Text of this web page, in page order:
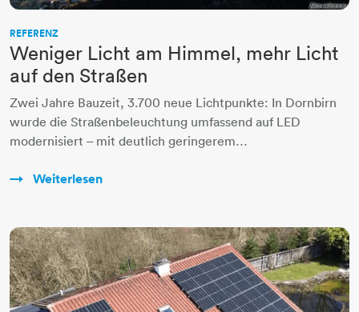
REFERENZ
Weniger Licht am Himmel, mehr Licht
auf den Straßen
Zwei Jahre Bauzeit, 3.700 neue Lichtpunkte: In Dornbirn
wurde die Straßenbeleuchtung umfassend auf LED
modernisiert – mit deutlich geringerem…
Weiterlesen